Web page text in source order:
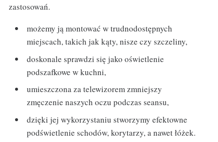
zastosowań.
możemy ją montować w trudnodostępnych
miejscach, takich jak kąty, nisze czy szczeliny,
doskonale sprawdzi się jako oświetlenie
podszafkowe w kuchni,
umieszczona za telewizorem zmniejszy
zmęczenie naszych oczu podczas seansu,
dzięki jej wykorzystaniu stworzymy efektowne
podświetlenie schodów, korytarzy, a nawet łóżek.